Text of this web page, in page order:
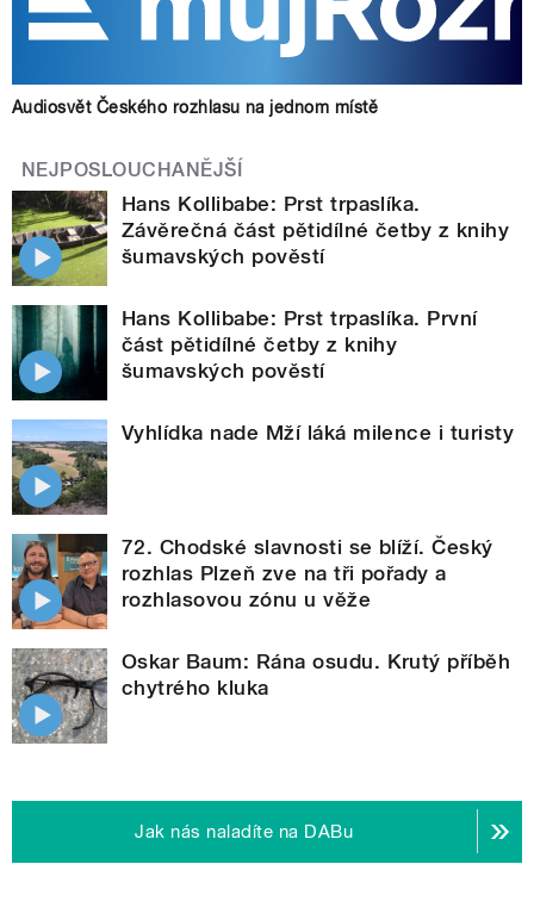
Audiosvět Českého rozhlasu na jednom místě
NEJPOSLOUCHANĚJŠÍ
Hans Kollibabe: Prst trpaslíka.
Závěrečná část pětidílné četby z knihy
šumavských pověstí
Hans Kollibabe: Prst trpaslíka. První
část pětidílné četby z knihy
šumavských pověstí
Vyhlídka nade Mží láká milence i turisty
72. Chodské slavnosti se blíží. Český
rozhlas Plzeň zve na tři pořady a
rozhlasovou zónu u věže
Oskar Baum: Rána osudu. Krutý příběh
chytrého kluka
Jak nás naladíte na DABu